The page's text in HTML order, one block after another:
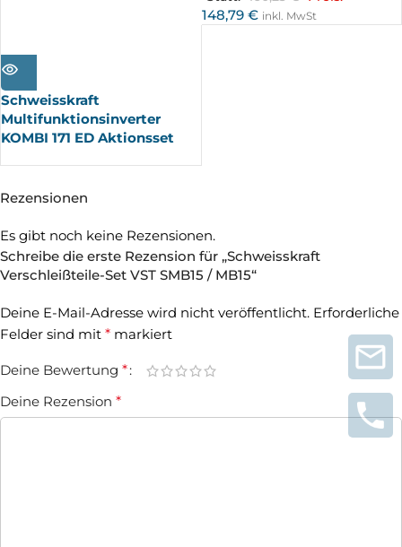
148,79 € inkl. MwSt
AUSV
ERKA
Schweisskraft
Multifunktionsinverter
KOMBI 171 ED Aktionsset
Rezensionen
Es gibt noch keine Rezensionen.
Schreibe die erste Rezension für „Schweisskraft
Verschleißteile-Set VST SMB15 / MB15“
Deine E-Mail-Adresse wird nicht veröffentlicht. Erforderliche
Felder sind mit * markiert
Deine Bewertung *
Deine Rezension *